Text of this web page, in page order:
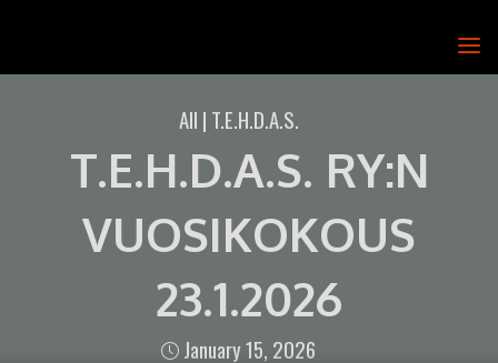
All | T.E.H.D.A.S.
T.E.H.D.A.S. RY:N
VUOSIKOKOUS
23.1.2026
January 15, 2026